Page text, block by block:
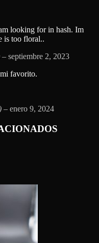
looking for in hash. Im
is too floral..
– septiembre 2, 2023
favorito.
– enero 9, 2024